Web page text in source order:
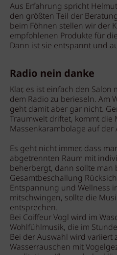
Aus Erfahrung spricht
den größten Teil der
beim Föhnen stellen wir der
empfohlenen Produkte für
Dann ist sie entspannt und
Radio nein danke
Klar, es ist einfach den
dem Radio zu berieseln. Am
geht damit aber gar nicht.
Traumwelt driftet, kommt die
Massenkarambolage auf der
Es geht nicht immer, dass
abgetrennten Raum mit
beherbergt, dann sollte man
Gesamtbeschallung
Entspannung und Wellness
mitschwingen, sollte die
entsprechen.
Bei Coiffeur Vogl wird im
Wohlfühlmusik, die im
Bei der Auswahl wird variiert
Wasserrauschen mit